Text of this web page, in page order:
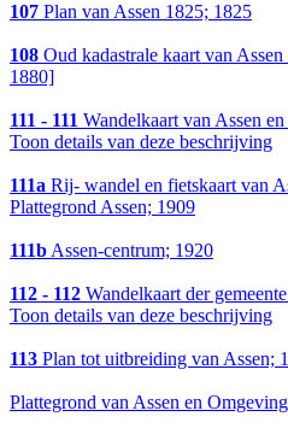
107 Plan van Assen 1825; 1825
108 Oud kadastrale kaart van
1880]
111 - 111 Wandelkaart van Assen
Toon details van deze beschrijving
111a Rij- wandel en fietskaart van
Plattegrond Assen; 1909
111bAssen-centrum; 1920
112 - 112 Wandelkaart der
Toon details van deze beschrijving
113 Plan tot uitbreiding van Assen;
Plattegrond van Assen en